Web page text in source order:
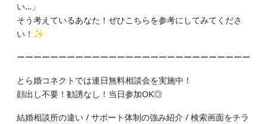
い…」
そう考えているあなた！ぜひこちらを参考にしてみてくださ
い！✨
ーーーーーーーーーーーーーーーーーーーーーーーーーーーー
とら婚コネクトでは連日無料相談会を実施中！
顔出し不要！勧誘なし！当日参加OK◎
結婚相談所の違い / サポート体制の強み紹介 / 検索画面をチラ